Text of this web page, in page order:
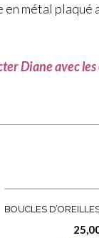
métal
Diane avec
BOUCLES